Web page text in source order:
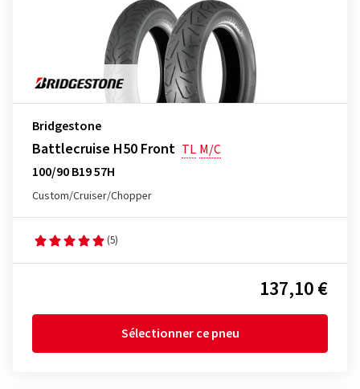
Bridgestone
Battlecruise H50 Front TL M/C
100/90 B19 57H
Custom/Cruiser/Chopper
(5)
137,10 €
Sélectionner ce pneu